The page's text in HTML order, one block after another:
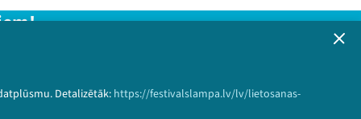
Detalizētāk: https://festivalslampa.lv/lv/lietosanas-
Pieteikties